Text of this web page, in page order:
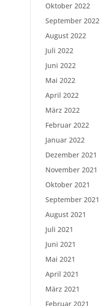
Oktober 2022
September 2022
August 2022
Juli 2022
Juni 2022
Mai 2022
April 2022
März 2022
Februar 2022
Januar 2022
Dezember 2021
November 2021
Oktober 2021
September 2021
August 2021
Juli 2021
Juni 2021
Mai 2021
April 2021
März 2021
Februar 2021